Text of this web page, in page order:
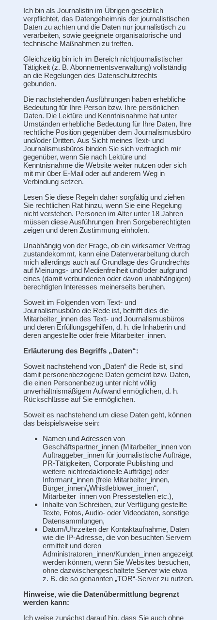
Ich bin als Journalistin im Übrigen gesetzlich
verpflichtet, das Datengeheimnis der journalistischen
Daten zu achten und die Daten nur journalistisch zu
verarbeiten, sowie geeignete organisatorische und
technische Maßnahmen zu treffen.
Gleichzeitig bin ich im Bereich nichtjournalistischer
Tätigkeit (z. B. Abonnementsverwaltung) vollständig
an die Regelungen des Datenschutzrechts
gebunden.
Die nachstehenden Ausführungen haben erhebliche
Bedeutung für Ihre Person bzw. Ihre persönlichen
Daten. Die Lektüre und Kenntnisnahme hat unter
Umständen erhebliche Bedeutung für Ihre Daten, Ihre
rechtliche Position gegenüber dem Journalismusbüro
und/oder Dritten. Aus Sicht meines Text- und
Journalismusbüros binden Sie sich vertraglich mir
gegenüber, wenn Sie nach Lektüre und
Kenntnisnahme die Website weiter nutzen oder sich
mit mir über E-Mail oder auf anderem Weg in
Verbindung setzen.
Lesen Sie diese Regeln daher sorgfältig und ziehen
Sie rechtlichen Rat hinzu, wenn Sie eine Regelung
nicht verstehen. Personen im Alter unter 18 Jahren
müssen diese Ausführungen ihren Sorgeberechtigten
zeigen und deren Zustimmung einholen.
Unabhängig von der Frage, ob ein wirksamer Vertrag
zustandekommt, kann eine Datenverarbeitung durch
mich allerdings auch auf Grundlage des Grundrechts
auf Meinungs- und Medienfreiheit und/oder aufgrund
eines (damit verbundenen oder davon unabhängigen)
berechtigten Interesses meinerseits beruhen.
Soweit im Folgenden vom Text- und
Journalismusbüro die Rede ist, betrifft dies die
Mitarbeiter_innen des Text- und Journalismusbüros
und deren Erfüllungsgehilfen, d. h. die Inhaberin und
deren angestellte oder freie Mitarbeiter_innen.
Erläuterung des Begriffs „Daten“:
Soweit nachstehend von „Daten“ die Rede ist, sind
damit personenbezogene Daten gemeint bzw. Daten,
die einen Personenbezug unter nicht völlig
unverhältnismäßigem Aufwand ermöglichen, d. h.
Rückschlüsse auf Sie ermöglichen.
Soweit es nachstehend um diese Daten geht, können
das beispielsweise sein:
Namen und Adressen von
Geschäftspartner_innen (Mitarbeiter_innen von
Auftraggeber_innen für journalistische Aufträge,
PR-Tätigkeiten, Corporate Publishing und
weitere nichtredaktionelle Aufträge) oder
Informant_innen (freie Mitarbeiter_innen,
Bürger_innen/„Whistleblower_innen“,
Mitarbeiter_innen von Pressestellen etc.),
Inhalte von Schreiben, zur Verfügung gestellte
Texte, Fotos, Audio- oder Videodaten, sonstige
Datensammlungen,
Datum/Uhrzeiten der Kontaktaufnahme, Daten
wie die IP-Adresse, die von besuchten Servern
ermittelt und deren
Administratoren_innen/Kunden_innen angezeigt
werden können, wenn Sie Websites besuchen,
ohne dazwischengeschaltete Server wie etwa
z. B. die so genannten „TOR“-Server zu nutzen.
Hinweise, wie die Datenübermittlung begrenzt
werden kann:
Ich weise zunächst darauf hin, dass Sie auch ohne